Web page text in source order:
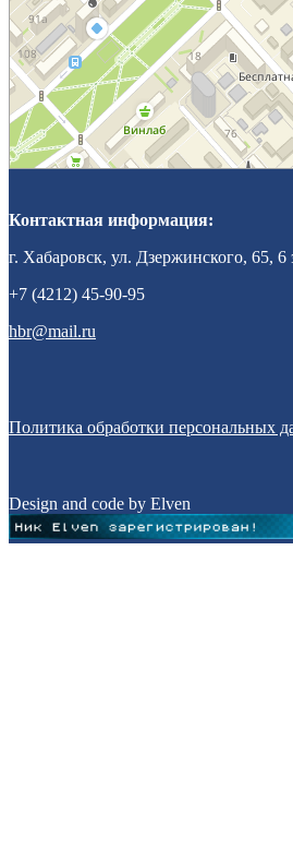
Контактная информация:
г. Хабаровск, ул. Дзержинского, 65,
+7 (4212) 45-90-95
hbr@mail.ru
Политика обработки персональных
Design and code by Elven